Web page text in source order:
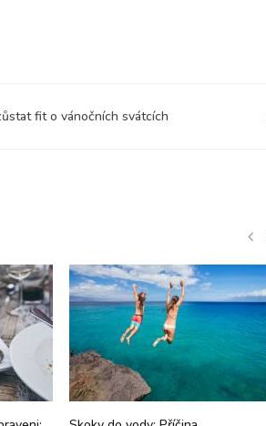
fit o vánočních svátcích